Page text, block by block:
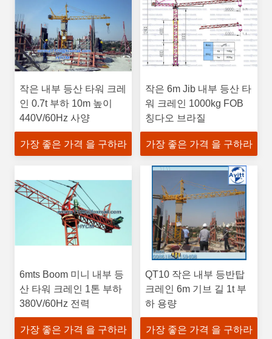
작은 내부 등산 타워 크레
인 0.7t 부하 10m 높이
440V/60Hz 사양
가장 좋은 가격 을 구하라
작은 6m Jib 내부 등산 타
워 크레인 1000kg FOB
칭다오 브라질
가장 좋은 가격 을 구하라
6mts Boom 미니 내부 등
산 타워 크레인 1톤 부하
380V/60Hz 전력
가장 좋은 가격 을 구하라
QT10 작은 내부 등반탑
크레인 6m 기브 길 1t 부
하 용량
가장 좋은 가격 을 구하라